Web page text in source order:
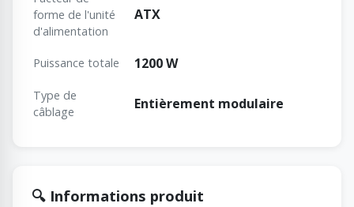
forme de l'unité
d'alimentation
ATX
Puissance totale 1200 W
Type de
câblage
Entièrement modulaire
🔍 Informations produit